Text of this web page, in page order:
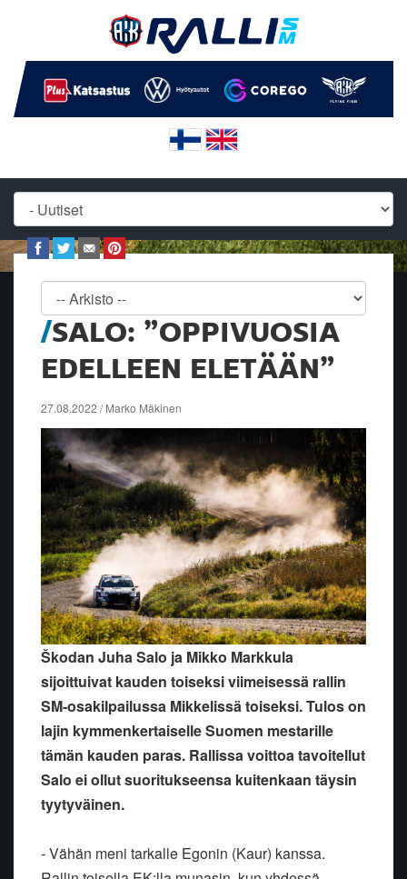
SALO: ”OPPIVUOSIA
EDELLEEN ELETÄÄN”
27.08.2022 / Marko Mäkinen
Škodan Juha Salo ja Mikko Markkula
sijoittuivat kauden toiseksi viimeisessä rallin
SM-osakilpailussa Mikkelissä toiseksi. Tulos on
lajin kymmenkertaiselle Suomen mestarille
tämän kauden paras. Rallissa voittoa tavoitellut
Salo ei ollut suoritukseensa kuitenkaan täysin
tyytyväinen.
- Vähän meni tarkalle Egonin (Kaur) kanssa.